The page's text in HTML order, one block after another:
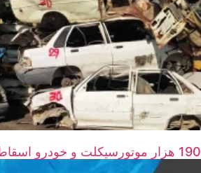
190 هزار موتورسیکلت و خودرو اسقاط شد